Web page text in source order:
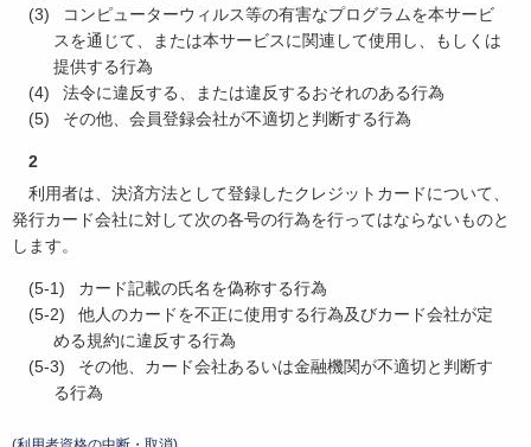
コンピューターウィルス等の有害なプログラムを本サービ
スを通じて、または本サービスに関連して使用し、もしくは
提供する行為
法令に違反する、または違反するおそれのある行為
その他、会員登録会社が不適切と判断する行為
2
利用者は、決済方法として登録したクレジットカードについて、
発行カード会社に対して次の各号の行為を行ってはならないものと
します。
カード記載の氏名を偽称する行為
他人のカードを不正に使用する行為及びカード会社が定
める規約に違反する行為
その他、カード会社あるいは金融機関が不適切と判断す
る行為